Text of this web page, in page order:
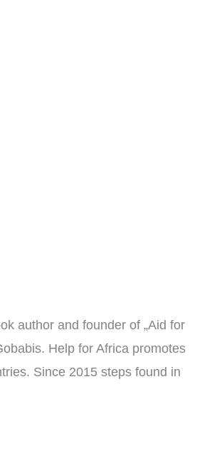
author and founder of „Aid for
Help for Africa promotes
Since 2015 steps found in